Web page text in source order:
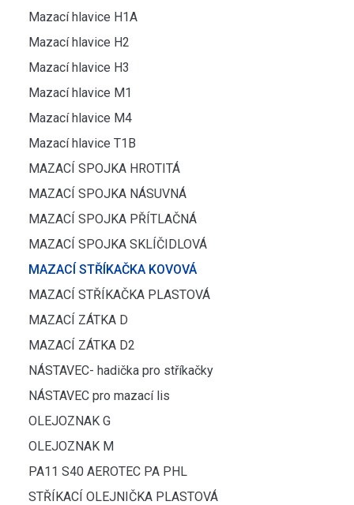
Mazací hlavice H1A
Mazací hlavice H2
Mazací hlavice H3
Mazací hlavice M1
Mazací hlavice M4
Mazací hlavice T1B
MAZACÍ SPOJKA HROTITÁ
MAZACÍ SPOJKA NÁSUVNÁ
MAZACÍ SPOJKA PŘÍTLAČNÁ
MAZACÍ SPOJKA SKLÍČIDLOVÁ
MAZACÍ STŘÍKAČKA KOVOVÁ
MAZACÍ STŘÍKAČKA PLASTOVÁ
MAZACÍ ZÁTKA D
MAZACÍ ZÁTKA D2
NÁSTAVEC- hadička pro stříkačky
NÁSTAVEC pro mazací lis
OLEJOZNAK G
OLEJOZNAK M
PA11 S40 AEROTEC PA PHL
STŘÍKACÍ OLEJNIČKA PLASTOVÁ